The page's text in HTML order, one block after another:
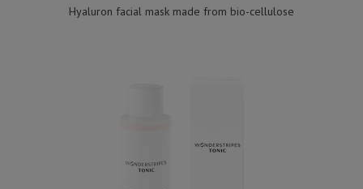
Hyaluron facial mask made from bio-cellulose